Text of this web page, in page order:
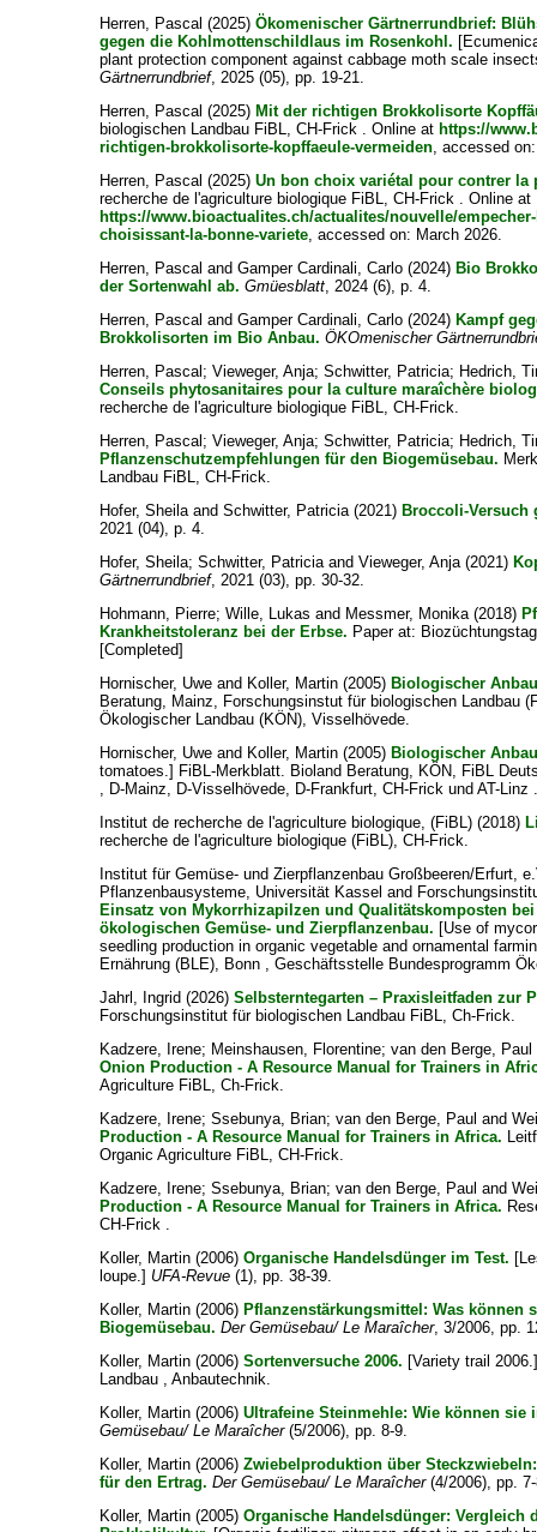
Herren, Pascal (2025)Ökomenischer Gärtnerrundbrief:
gegen die Kohlmottenschildlaus im Rosenkohl.
plant protection component against cabbage moth scale
Gärtnerrundbrief, 2025 (05), pp. 19-21.
Herren, Pascal (2025) Mit der richtigen Brokkolisorte
biologischen Landbau FiBL, CH-Frick . Online at https://
richtigen-brokkolisorte-kopffaeule-vermeiden, accessed
Herren, Pascal (2025)Un bon choix variétal pour contrer
recherche de l'agriculture biologique FiBL, CH-Frick . Online at
https://www.bioactualites.ch/actualites/nouvelle/
choisissant-la-bonne-variete, accessed on: March 2026.
Herren, Pascal andGamper Cardinali, Carlo (2024) Bio
der Sortenwahl ab. Gmüesblatt, 2024 (6), p. 4.
Herren, Pascal andGamper Cardinali, Carlo (2024) Kampf
Brokkolisorten im Bio Anbau. ÖKOmenischer
Herren, Pascal ;Vieweger, Anja;Schwitter, Patricia; Hedrich,
Conseils phytosanitaires pour la culture maraîchère
recherche de l'agriculture biologique FiBL, CH-Frick.
Herren, Pascal ;Vieweger, Anja;Schwitter, Patricia; Hedrich,
Pflanzenschutz­empfehlungen für den Biogemüsebau.
Landbau FiBL, CH-Frick.
Hofer, SheilaandSchwitter, Patricia(2021) Broccoli-Versuch
2021 (04), p. 4.
Hofer, Sheila;Schwitter, PatriciaandVieweger, Anja(2021)
Gärtnerrundbrief, 2021 (03), pp. 30-32.
Hohmann, Pierre;Wille, Lukas and Messmer, Monika(2018)
Krankheitstoleranz bei der Erbse. Paper at:
[Completed]
Hornischer, Uwe and Koller, Martin (2005) Biologischer
Beratung, Mainz, Forschungsinstut für biologischen Landbau
Ökologischer Landbau (KÖN), Visselhövede.
Hornischer, Uwe and Koller, Martin (2005) Biologischer
tomatoes.] FiBL-Merkblatt. Bioland Beratung, KÖN, FiBL
, D-Mainz, D-Visselhövede, D-Frankfurt, CH-Frick und AT-Linz
Institut de recherche de l'agriculture biologique, (FiBL) (2018)
recherche de l'agriculture biologique (FiBL), CH-Frick.
Institut für Gemüse- und Zierpflanzenbau Großbeeren/Erfurt,
Pflanzenbausysteme, Universität Kassel and
Einsatz von Mykorrhizapilzen und Qualitätskomposten
ökologischen Gemüse- und Zierpflanzenbau. [Use of
seedling production in organic vegetable and ornamental
Ernährung (BLE), Bonn , Geschäftsstelle Bundesprogramm
Jahrl, Ingrid (2026)Selbsterntegarten – Praxisleitfaden zur
Forschungsinstitut für biologischen Landbau FiBL, Ch-Frick.
Kadzere, Irene; Meinshausen, Florentine;van den Berge, Paul
Onion Production - A Resource Manual for Trainers in
Agriculture FiBL, Ch-Frick.
Kadzere, Irene;Ssebunya, Brian;van den Berge, Paul and
Production - A Resource Manual for Trainers in Africa.
Organic Agriculture FiBL, CH-Frick.
Kadzere, Irene;Ssebunya, Brian;van den Berge, Paul and
Production - A Resource Manual for Trainers in Africa.
CH-Frick .
Koller, Martin (2006)Organische Handelsdünger im Test.
loupe.] UFA-Revue (1), pp. 38-39.
Koller, Martin (2006) Pflanzenstärkungsmittel: Was können
Biogemüsebau. Der Gemüsebau/ Le Maraîcher, 3/2006, pp.
Koller, Martin (2006)Sortenversuche 2006. [Variety trail
Landbau , Anbautechnik.
Koller, Martin (2006)Ultrafeine Steinmehle: Wie können sie
Gemüsebau/ Le Maraîcher(5/2006), pp. 8-9.
Koller, Martin (2006)Zwiebelproduktion über
für den Ertrag. Der Gemüsebau/ Le Maraîcher(4/2006), pp.
Koller, Martin (2005)Organische Handelsdünger: